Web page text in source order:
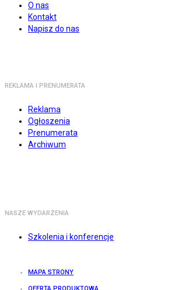
O nas
Kontakt
Napisz do nas
REKLAMA I PRENUMERATA
Reklama
Ogłoszenia
Prenumerata
Archiwum
NASZE WYDARZENIA
Szkolenia i konferencje
MAPA STRONY